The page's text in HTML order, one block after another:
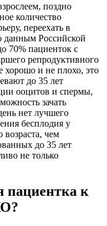
поздно
количество
переехать в
данным Российской
70% пациенток с
репродуктивного
хорошо и не плохо, это
до 35 лет
ооцитов и спермы,
зачать
нет лучшего
бесплодия у
возраста, чем
до 35 лет
не только
пациентка к